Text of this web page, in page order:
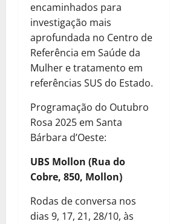
encaminhados para
investigação mais
aprofundada no Centro de
Referência em Saúde da
Mulher e tratamento em
referências SUS do Estado.
Programação do Outubro
Rosa 2025 em Santa
Bárbara d’Oeste:
UBS Mollon (Rua do
Cobre, 850, Mollon)
Rodas de conversa nos
dias 9, 17, 21, 28/10, às